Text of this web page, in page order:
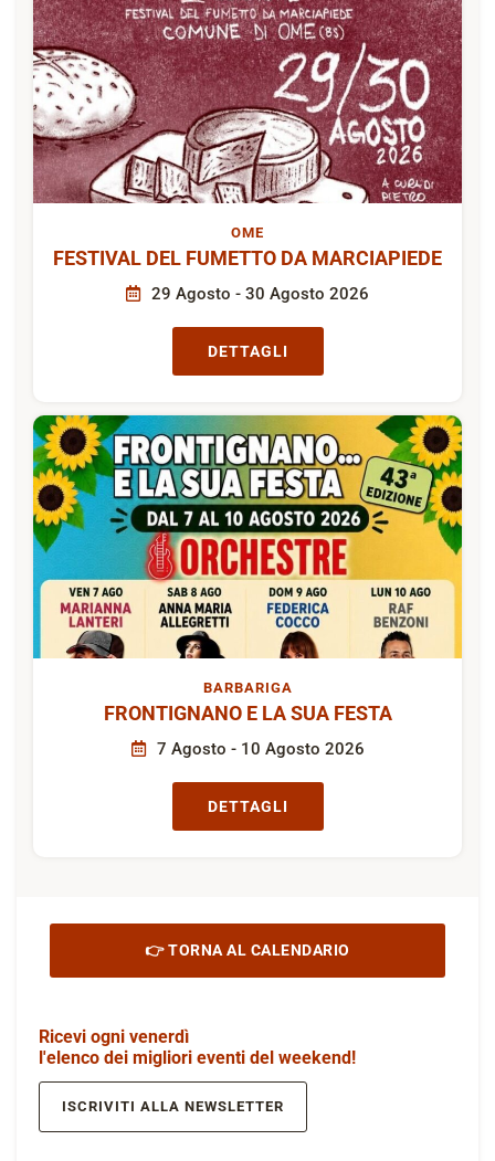
OME
FESTIVAL DEL FUMETTO DA MARCIAPIEDE
29 Agosto - 30 Agosto 2026
DETTAGLI
BARBARIGA
FRONTIGNANO E LA SUA FESTA
7 Agosto - 10 Agosto 2026
DETTAGLI
👉 TORNA AL CALENDARIO
Ricevi ogni venerdì
l'elenco dei migliori eventi del weekend!
ISCRIVITI ALLA NEWSLETTER